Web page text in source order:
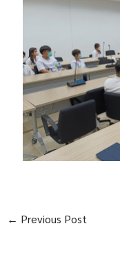
← Previous Post